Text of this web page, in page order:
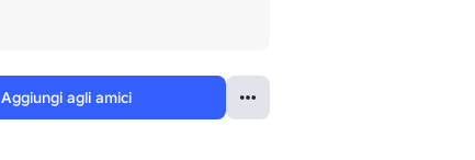
Aggiungi agli amici